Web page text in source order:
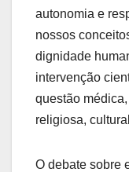
autonomia e
nossos
dignidade
intervenção
questão
religiosa,
O debate sobre